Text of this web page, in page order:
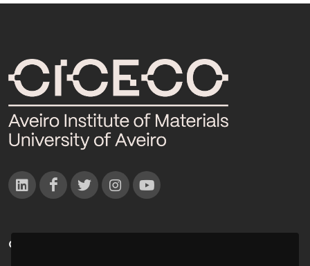
CONTACTOS